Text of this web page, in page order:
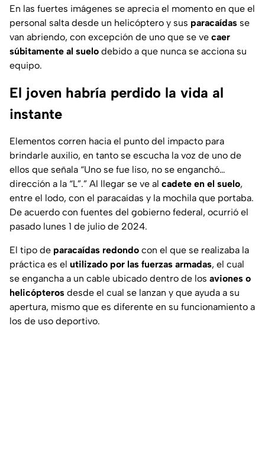
En las fuertes imágenes se aprecia el momento en que el
personal salta desde un helicóptero y sus paracaídas se
van abriendo, con excepción de uno que se ve caer
súbitamente al suelo debido a que nunca se acciona su
equipo.
El joven habría perdido la vida al
instante
Elementos corren hacia el punto del impacto para
brindarle auxilio, en tanto se escucha la voz de uno de
ellos que señala “Uno se fue liso, no se enganchó…
dirección a la “L”.” Al llegar se ve al cadete en el suelo,
entre el lodo, con el paracaídas y la mochila que portaba.
De acuerdo con fuentes del gobierno federal, ocurrió el
pasado lunes 1 de julio de 2024.
El tipo de paracaídas redondo con el que se realizaba la
práctica es el utilizado por las fuerzas armadas, el cual
se engancha a un cable ubicado dentro de los aviones o
helicópteros desde el cual se lanzan y que ayuda a su
apertura, mismo que es diferente en su funcionamiento a
los de uso deportivo.